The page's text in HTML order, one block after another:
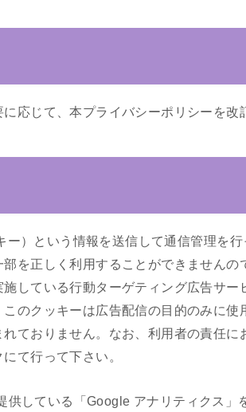
応じて、本プライバシーポリシーを改
）という情報を送信して通信管理を
を正しく利用することができません
している行動ターゲティング広告サ
のクッキーは広告配信の目的のみに
ておりません。なお、利用者の責任
て行って下さい。
している「Google アナリティクス」